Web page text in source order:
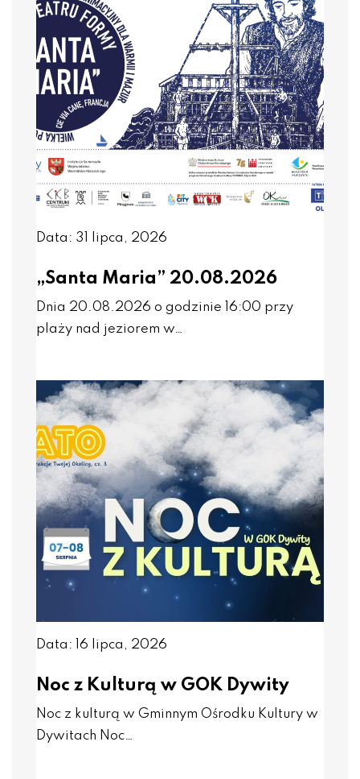
Data: 31 lipca, 2026
„Santa Maria” 20.08.2026
Dnia 20.08.2026 o godzinie 16:00 przy
plaży nad jeziorem w…
Data: 16 lipca, 2026
Noc z Kulturą w GOK Dywity
Noc z kulturą w Gminnym Ośrodku Kultury w
Dywitach Noc…